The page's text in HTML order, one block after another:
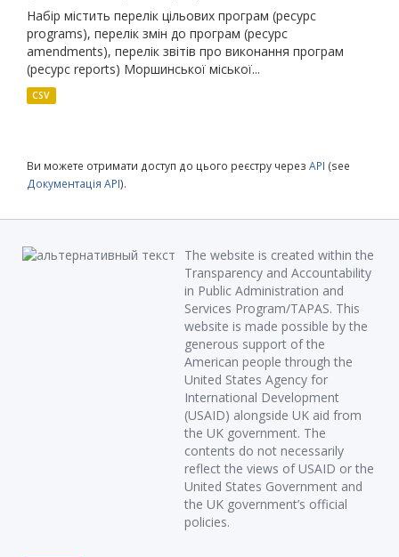
Набір містить перелік цільових програм (ресурс
programs), перелік змін до програм (ресурс
amendments), перелік звітів про виконання програм
(ресурс reports) Моршинської міської...
CSV
Ви можете отримати доступ до цього реєстру через API (see
Документація API).
The website is created within the
Transparency and Accountability
in Public Administration and
Services Program/TAPAS. This
website is made possible by the
generous support of the
American people through the
United States Agency for
International Development
(USAID) alongside UK aid from
the UK government. The
contents do not necessarily
reflect the views of USAID or the
United States Government and
the UK government’s official
policies.